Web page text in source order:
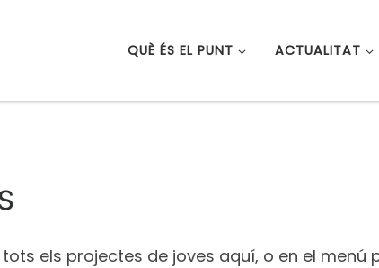
QUÈ ÉS EL PUNT ACTUALITAT
els projectes de joves aquí, o en el menú